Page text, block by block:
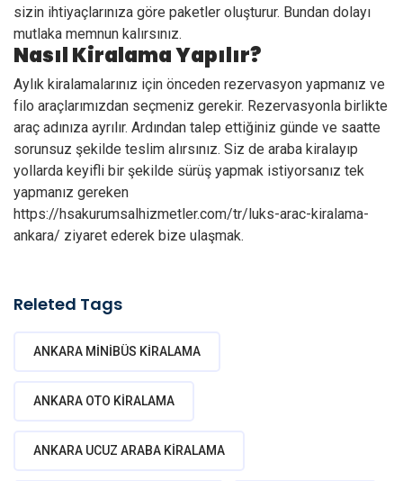
sizin ihtiyaçlarınıza göre paketler oluşturur. Bundan dolayı
mutlaka memnun kalırsınız.
Nasıl Kiralama Yapılır?
Aylık kiralamalarınız için önceden rezervasyon yapmanız ve
filo araçlarımızdan seçmeniz gerekir. Rezervasyonla birlikte
araç adınıza ayrılır. Ardından talep ettiğiniz günde ve saatte
sorunsuz şekilde teslim alırsınız. Siz de araba kiralayıp
yollarda keyifli bir şekilde sürüş yapmak istiyorsanız tek
yapmanız gereken
https://hsakurumsalhizmetler.com/tr/luks-arac-kiralama-
ankara/ ziyaret ederek bize ulaşmak.
Releted Tags
ANKARA MINIBÜS KIRALAMA
ANKARA OTO KIRALAMA
ANKARA UCUZ ARABA KIRALAMA